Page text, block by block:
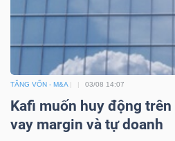
TĂNG VỐN - M&A 03/08 14:07
Kafi muốn huy động
vay margin và tự doanh
Lãnh
đạo
(-)
Tất cả Người nội bộ